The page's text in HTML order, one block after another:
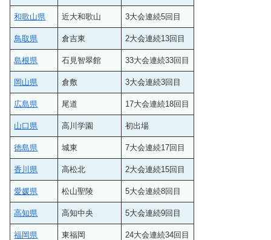
和歌山県 近大和歌山 3大会連続5回目
鳥取県 倉吉東 2大会連続13回目
島根県 石見智翠館 33大会連続33回目
岡山県 倉敷 3大会連続3回目
広島県 尾道 17大会連続18回目
山口県 高川学園 初出場
徳島県 城東 7大会連続17回目
香川県 高松北 2大会連続15回目
愛媛県 松山聖陵 5大会連続8回目
高知県 高知中央 5大会連続9回目
福岡県 東福岡 24大会連続34回目